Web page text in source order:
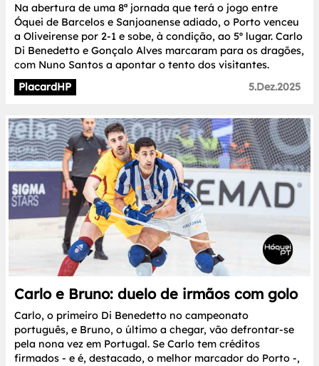
Na abertura de uma 8ª jornada que terá o jogo entre
Óquei de Barcelos e Sanjoanense adiado, o Porto venceu
a Oliveirense por 2-1 e sobe, à condição, ao 5º lugar. Carlo
Di Benedetto e Gonçalo Alves marcaram para os dragões,
com Nuno Santos a apontar o tento dos visitantes.
PlacardHP
5.Dez.2025
Carlo e Bruno: duelo de irmãos com golo
Carlo, o primeiro Di Benedetto no campeonato
português, e Bruno, o último a chegar, vão defrontar-se
pela nona vez em Portugal. Se Carlo tem créditos
firmados - e é, destacado, o melhor marcador do Porto -,